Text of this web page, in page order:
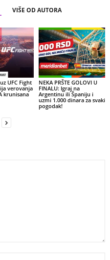
VIŠE OD AUTORA
UFC Fight
verovanja
krunisana
NEKA PRŠTE GOLOVI U
FINALU: Igraj na
Argentinu ili Španiju i
uzmi 1.000 dinara za svaki
pogodak!